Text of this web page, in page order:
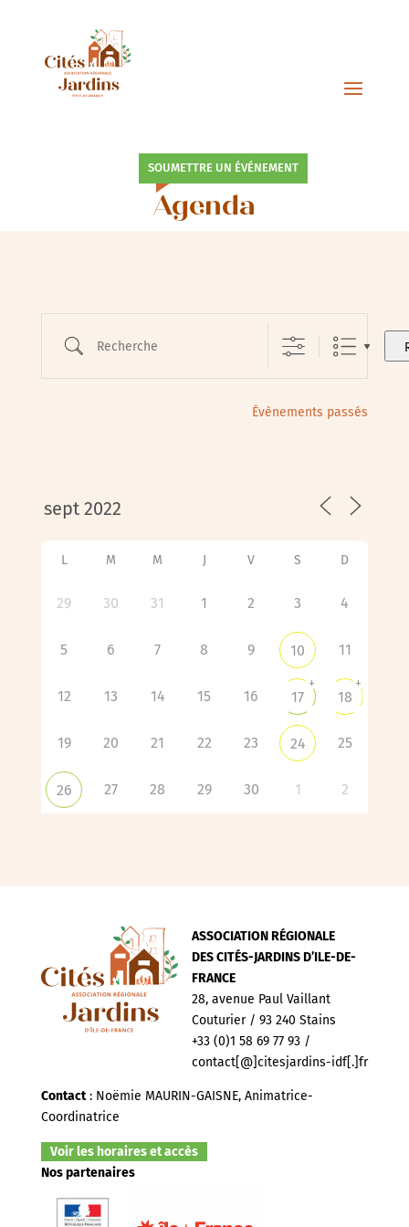
SOUMETTRE UN ÉVÉNEMENT
Agenda
Évènements passés
L M M J V S D
29 30 31 1 2 3 4
5 6 7 8 9 10 11
12 13 14 15 16 17
+
18
+
19 20 21 22 23 24 25
26 27 28 29 30 1 2
ASSOCIATION RÉGIONALE
DES CITÉS-JARDINS D’ILE-DE-
FRANCE
28, avenue Paul Vaillant
Couturier / 93 240 Stains
+33 (0)1 58 69 77 93 /
contact[@]citesjardins-idf[.]fr
Contact: Noëmie MAURIN-GAISNE, Animatrice-
Coordinatrice
Voir les horaires et accès
Nos partenaires